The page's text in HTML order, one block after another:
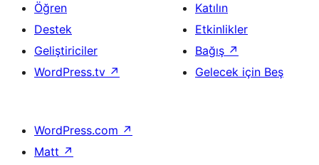
Öğren
Destek
Geliştiriciler
WordPress.tv ↗
Katılın
Etkinlikler
Bağış ↗
Gelecek için Beş
WordPress.com ↗
Matt ↗